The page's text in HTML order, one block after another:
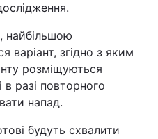
найбільшою
варіант, згідно з яким
розміщуються
в разі повторного
напад.
будуть схвалити